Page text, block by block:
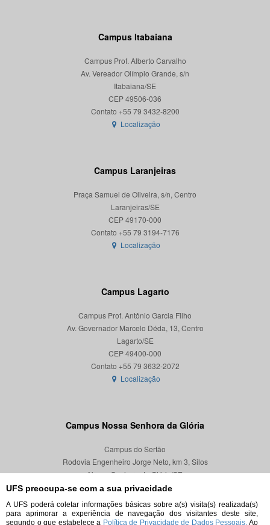
UFS preocupa-se com a sua privacidade
A UFS poderá coletar informações básicas sobre a(s) visita(s) realizada(s)
para aprimorar a experiência de navegação dos visitantes deste site,
segundo o que estabelece a Política de Privacidade de Dados Pessoais. Ao
Campus Itabaiana
Campus Prof. Alberto Carvalho
Av. Vereador Olímpio Grande, s/n
Itabaiana/SE
CEP 49506-036
Localização
Campus Laranjeiras
Praça Samuel de Oliveira, s/n, Centro
Laranjeiras/SE
CEP 49170-000
Localização
Campus Lagarto
Campus Prof. Antônio Garcia Filho
Av. Governador Marcelo Déda, 13, Centro
Lagarto/SE
CEP 49400-000
Localização
Campus Nossa Senhora da Glória
Campus do Sertão
Rodovia Engenheiro Jorge Neto, km 3, Silos
Nossa Senhora da Glória/SE
CEP 49680-000
Localização